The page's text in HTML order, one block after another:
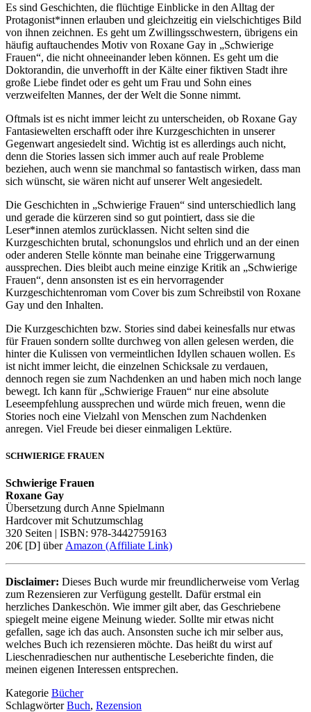
Es sind Geschichten, die flüchtige Einblicke in den Alltag der
Protagonist*innen erlauben und gleichzeitig ein vielschichtiges Bild
von ihnen zeichnen. Es geht um Zwillingsschwestern, übrigens ein
häufig auftauchendes Motiv von Roxane Gay in „Schwierige
Frauen“, die nicht ohneeinander leben können. Es geht um die
Doktorandin, die unverhofft in der Kälte einer fiktiven Stadt ihre
große Liebe findet oder es geht um Frau und Sohn eines
verzweifelten Mannes, der der Welt die Sonne nimmt.
Oftmals ist es nicht immer leicht zu unterscheiden, ob Roxane Gay
Fantasiewelten erschafft oder ihre Kurzgeschichten in unserer
Gegenwart angesiedelt sind. Wichtig ist es allerdings auch nicht,
denn die Stories lassen sich immer auch auf reale Probleme
beziehen, auch wenn sie manchmal so fantastisch wirken, dass man
sich wünscht, sie wären nicht auf unserer Welt angesiedelt.
Die Geschichten in „Schwierige Frauen“ sind unterschiedlich lang
und gerade die kürzeren sind so gut pointiert, dass sie die
Leser*innen atemlos zurücklassen. Nicht selten sind die
Kurzgeschichten brutal, schonungslos und ehrlich und an der einen
oder anderen Stelle könnte man beinahe eine Triggerwarnung
aussprechen. Dies bleibt auch meine einzige Kritik an „Schwierige
Frauen“, denn ansonsten ist es ein hervorragender
Kurzgeschichtenroman vom Cover bis zum Schreibstil von Roxane
Gay und den Inhalten.
Die Kurzgeschichten bzw. Stories sind dabei keinesfalls nur etwas
für Frauen sondern sollte durchweg von allen gelesen werden, die
hinter die Kulissen von vermeintlichen Idyllen schauen wollen. Es
ist nicht immer leicht, die einzelnen Schicksale zu verdauen,
dennoch regen sie zum Nachdenken an und haben mich noch lange
bewegt. Ich kann für „Schwierige Frauen“ nur eine absolute
Leseempfehlung aussprechen und würde mich freuen, wenn die
Stories noch eine Vielzahl von Menschen zum Nachdenken
anregen. Viel Freude bei dieser einmaligen Lektüre.
SCHWIERIGE FRAUEN
Schwierige Frauen
Roxane Gay
Übersetzung durch Anne Spielmann
Hardcover mit Schutzumschlag
320 Seiten | ISBN: 978-3442759163
20€ [D] über Amazon (Affiliate Link)
Disclaimer: Dieses Buch wurde mir freundlicherweise vom Verlag
zum Rezensieren zur Verfügung gestellt. Dafür erstmal ein
herzliches Dankeschön. Wie immer gilt aber, das Geschriebene
spiegelt meine eigene Meinung wieder. Sollte mir etwas nicht
gefallen, sage ich das auch. Ansonsten suche ich mir selber aus,
welches Buch ich rezensieren möchte. Das heißt du wirst auf
Lieschenradieschen nur authentische Leseberichte finden, die
meinen eigenen Interessen entsprechen.
Kategorie Bücher
SchlagwörterBuch, Rezension